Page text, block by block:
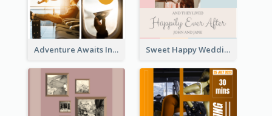
Adventure Awaits Instagram Post Sweet Happy Wedding Instagram Post